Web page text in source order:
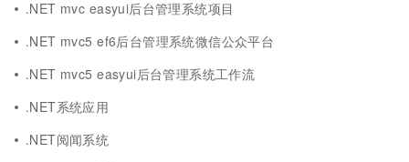
.NET mvc easyui后台管理系统项目
.NET mvc5 ef6后台管理系统微信公众平台
.NET mvc5 easyui后台管理系统工作流
.NET系统应用
.NET阅闻系统